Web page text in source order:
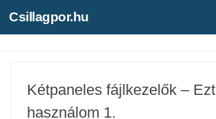
Csillagpor.hu
Kétpaneles fájlkezelők – Ezt
használom 1.